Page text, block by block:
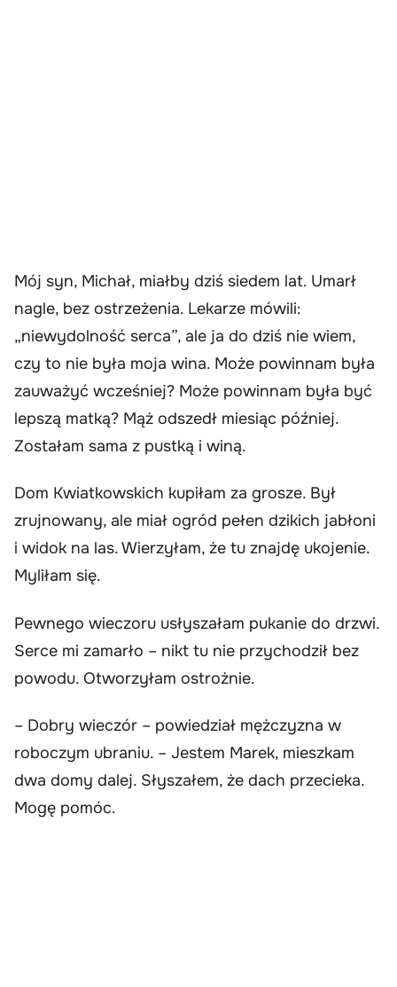
Mój syn, Michał, miałby dziś siedem lat. Umarł
nagle, bez ostrzeżenia. Lekarze mówili:
„niewydolność serca”, ale ja do dziś nie wiem,
czy to nie była moja wina. Może powinnam była
zauważyć wcześniej? Może powinnam była być
lepszą matką? Mąż odszedł miesiąc później.
Zostałam sama z pustką i winą.
Dom Kwiatkowskich kupiłam za grosze. Był
zrujnowany, ale miał ogród pełen dzikich jabłoni
i widok na las. Wierzyłam, że tu znajdę ukojenie.
Myliłam się.
Pewnego wieczoru usłyszałam pukanie do drzwi.
Serce mi zamarło – nikt tu nie przychodził bez
powodu. Otworzyłam ostrożnie.
– Dobry wieczór – powiedział mężczyzna w
roboczym ubraniu. – Jestem Marek, mieszkam
dwa domy dalej. Słyszałem, że dach przecieka.
Mogę pomóc.